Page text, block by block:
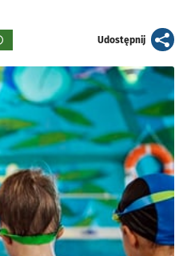
Udostępnijartykuł